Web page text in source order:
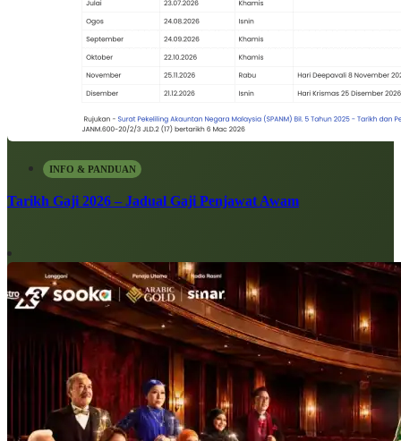
INFO & PANDUAN
Tarikh Gaji 2026 – Jadual Gaji Penjawat Awam